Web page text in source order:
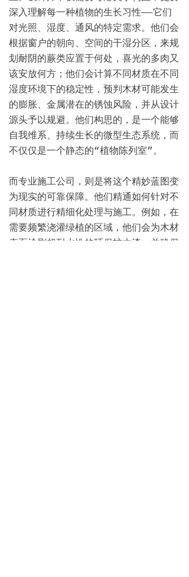
深入理解每一种植物的生长习性——它们
对光照、湿度、通风的特定需求。他们会
根据窗户的朝向、空间的干湿分区，来规
划耐阴的蕨类应置于何处，喜光的多肉又
该安放何方；他们会计算不同材质在不同
湿度环境下的稳定性，预判木材可能发生
的膨胀、金属潜在的锈蚀风险，并从设计
源头予以规避。他们构思的，是一个能够
自我维系、持续生长的微型生态系统，而
不仅仅是一个静态的“植物陈列室”。
而专业施工公司，则是将这个精妙蓝图变
为现实的可靠保障。他们精通如何针对不
同材质进行精细化处理与施工。例如，在
需要频繁浇灌绿植的区域，他们会为木材
表面涂刷超耐水性的环保护木漆，并确保